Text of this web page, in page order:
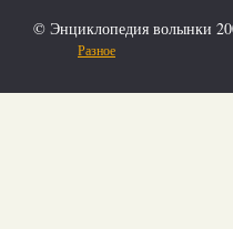
© Энциклопедия волынки
Разное